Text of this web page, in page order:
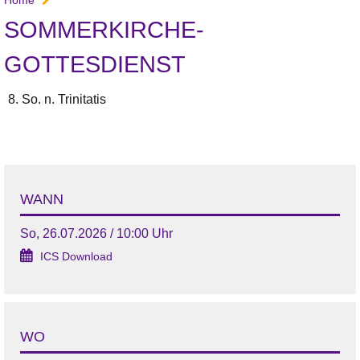
SOMMERKIRCHE-
GOTTESDIENST
8. So. n. Trinitatis
WANN
So, 26.07.2026 / 10:00 Uhr
ICS Download
WO